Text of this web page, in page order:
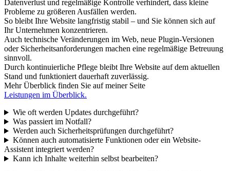
Datenverlust und regelmäßige Kontrolle verhindert, dass kleine
Probleme zu größeren Ausfällen werden.
So bleibt Ihre Website langfristig stabil – und Sie können sich auf
Ihr Unternehmen konzentrieren.
Auch technische Veränderungen im Web, neue Plugin-Versionen
oder Sicherheitsanforderungen machen eine regelmäßige Betreuung
sinnvoll.
Durch kontinuierliche Pflege bleibt Ihre Website auf dem aktuellen
Stand und funktioniert dauerhaft zuverlässig.
Mehr Überblick finden Sie auf meiner Seite
Leistungen im Überblick.
Wie oft werden Updates durchgeführt?
Was passiert im Notfall?
Werden auch Sicherheitsprüfungen durchgeführt?
Können auch automatisierte Funktionen oder ein Website-
Assistent integriert werden?
Kann ich Inhalte weiterhin selbst bearbeiten?